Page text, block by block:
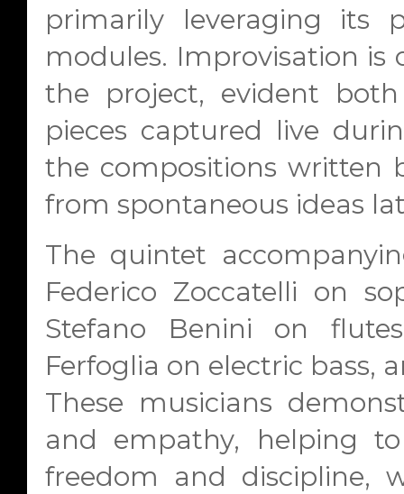
primarily leveraging its
modules. Improvisation
the project, evident
pieces captured live
the compositions written
from spontaneous ideas
The quintet
Federico Zoccatelli on
Stefano Benini on
Ferfoglia on electric bass,
These musicians
and empathy, helping
freedom and discipline,